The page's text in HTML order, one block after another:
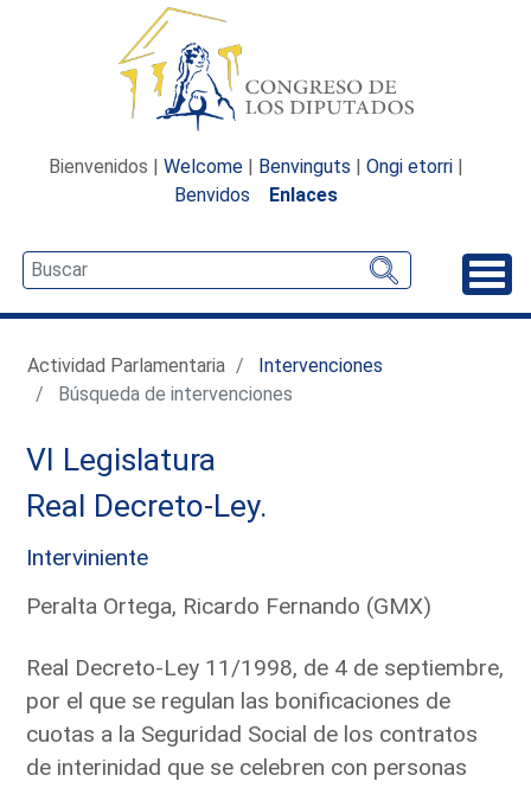
Bienvenidos | Welcome | Benvinguts | Ongi etorri |
Benvidos
Enlaces
Actividad Parlamentaria
Intervenciones
Búsqueda de intervenciones
VI Legislatura
Real Decreto-Ley.
Interviniente
Peralta Ortega, Ricardo Fernando (GMX)
Real Decreto-Ley 11/1998, de 4 de septiembre,
por el que se regulan las bonificaciones de
cuotas a la Seguridad Social de los contratos
de interinidad que se celebren con personas